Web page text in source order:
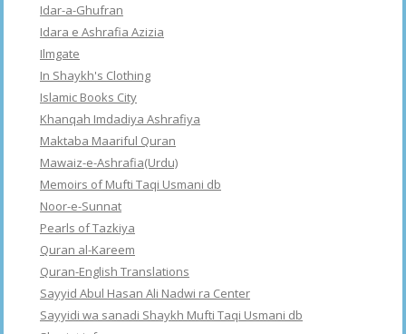
Idar-a-Ghufran
Idara e Ashrafia Azizia
Ilmgate
In Shaykh's Clothing
Islamic Books City
Khanqah Imdadiya Ashrafiya
Maktaba Maariful Quran
Mawaiz-e-Ashrafia(Urdu)
Memoirs of Mufti Taqi Usmani db
Noor-e-Sunnat
Pearls of Tazkiya
Quran al-Kareem
Quran-English Translations
Sayyid Abul Hasan Ali Nadwi ra Center
Sayyidi wa sanadi Shaykh Mufti Taqi Usmani db